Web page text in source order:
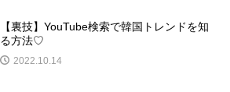
【裏技】YouTube検索で韓国トレンドを知
る方法♡
2022.10.14